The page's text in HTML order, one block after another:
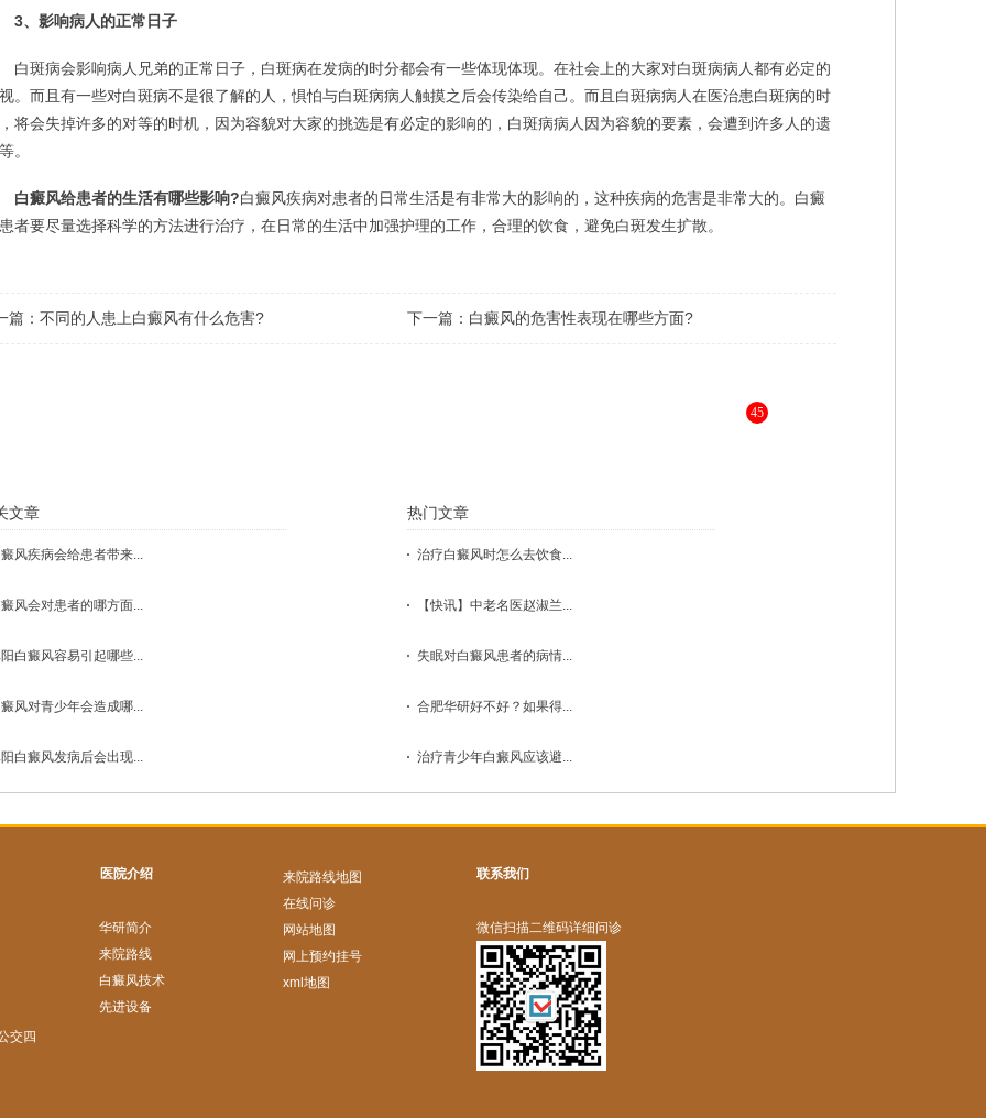
影响病人的正常日子
斑病会影响病人兄弟的正常日子，白斑病在发病的时分都会有一些体现体现。在社会上的大家对白斑病病人都有必定的
。而且有一些对白斑病不是很了解的人，惧怕与白斑病病人触摸之后会传染给自己。而且白斑病病人在医治患白斑病的时
将会失掉许多的对等的时机，因为容貌对大家的挑选是有必定的影响的，白斑病病人因为容貌的要素，会遭到许多人的遗
。
白癜风给患者的生活有哪些影响?白癜风疾病对患者的日常生活是有非常大的影响的，这种疾病的危害是非常大的。白癜
者要尽量选择科学的方法进行治疗，在日常的生活中加强护理的工作，合理的饮食，避免白斑发生扩散。
篇： 不同的人患上白癜风有什么危害? 下一篇： 白癜风的危害性表现在哪些方面?
45
文章
风疾病会给患者带来...
风会对患者的哪方面...
白癜风容易引起哪些...
风对青少年会造成哪...
白癜风发病后会出现...
热门文章
治疗白癜风时怎么去饮食...
【快讯】中老名医赵淑兰...
失眠对白癜风患者的病情...
合肥华研好不好？如果得...
治疗青少年白癜风应该避...
交四
医院介绍
华研简介
来院路线
白癜风技术
先进设备
来院路线地图
在线问诊
网站地图
网上预约挂号
xml地图
联系我们
微信扫描二维码详细问诊